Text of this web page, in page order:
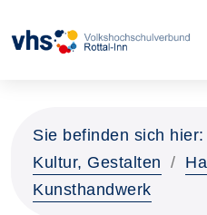
Sie befinden sich hier:
Kultur, Gestalten
Kunsthandwerk